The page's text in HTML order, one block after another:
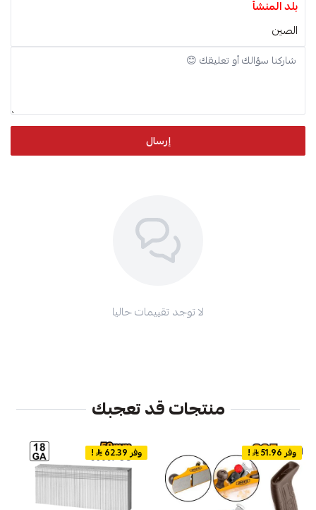
بلد المنشأ
الصين
إرسال
لا توجد تقييمات حاليا
منتجات قد تعجبك
وفر 51.96 ! وفر 62.39 !